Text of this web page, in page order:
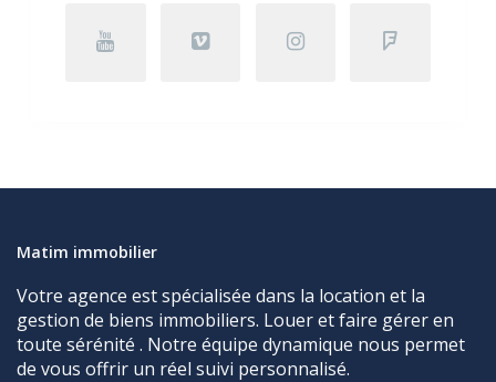
Matim immobilier
Votre agence est spécialisée dans la location et la
gestion de biens immobiliers. Louer et faire gérer en
toute sérénité . Notre équipe dynamique nous permet
de vous offrir un réel suivi personnalisé.